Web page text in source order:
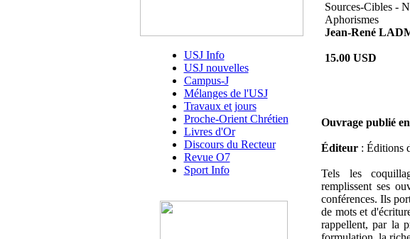
USJ Info
USJ nouvelles
Campus-J
Mélanges de l'USJ
Travaux et jours
Proche-Orient Chrétien
Livres d'Or
Discours du Recteur
Revue O7
Sport Info
Sources-Cibles -
Aphorismes
Jean-René
15.00 USD
Ouvrage publié en
Éditeur : Éditions
Tels les
remplissent ses
conférences. Ils
de mots et
rappellent, par la